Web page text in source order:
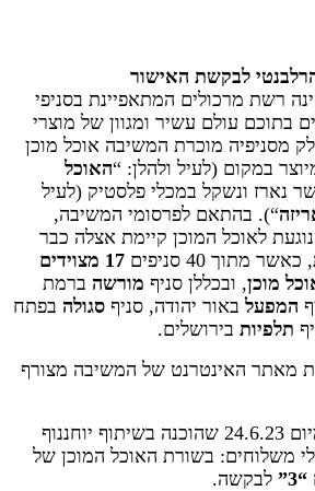
לבקשת האישור
רשת מרכולים המתאפיינת בסניפי
בתוכם עולם עשיר ומגוון של מוצרי
מסניפיה מוכרת המשיבה אוכל מוכן
במקום (לעיל ולהלן: “האוכל
נארז ונשקל במכלי פלסטיק (לעיל
“). בהתאם לפרסומי המשיבה,
לאוכל המוכן קיימת אצלה כבר
, כאשר מתוך 40 סניפים
17 מצוידים
מוכן, ובכללן סניף מורשה ברמת
המפעלבאור יהודה, סניף סגולה בפתח
תלפיות בירושלים.
מאתר האינטרנט של המשיבה מצורף
צילום נכון של כתבה מיום 24.6.23 שהוכנה בשיתוף יוחננוף
משלוחים: בשורת האוכל המוכן של
לבקשה.